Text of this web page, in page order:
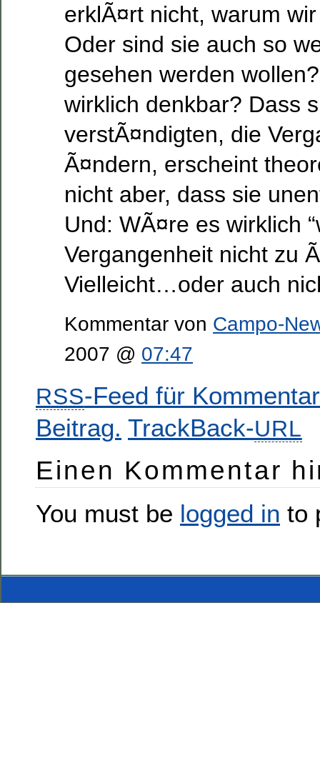
erklÃ¤rt nicht, warum
Oder sind sie auch so
gesehen werden
wirklich denkbar? Dass
verstÃ¤ndigten, die
Ã¤ndern, erscheint
nicht aber, dass sie
Und: WÃ¤re es wirklich
Vergangenheit nicht zu
Vielleicht…oder auch
Kommentar von Campo-
2007 @ 07:47
RSS-Feed für
Beitrag. TrackBack-URL
Einen Kommentar
You must be logged in to